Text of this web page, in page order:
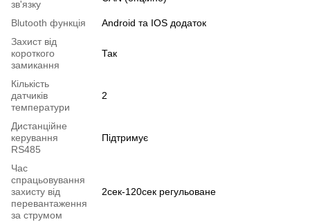
зв'язку
Blutooth функція
Android та IOS додаток
Захист від
короткого
замикання
Так
Кількість
датчиків
температури
2
Дистанційне
керування
RS485
Підтримує
Час
спрацьовування
захисту від
перевантаження
за струмом
2сек-120сек регульоване